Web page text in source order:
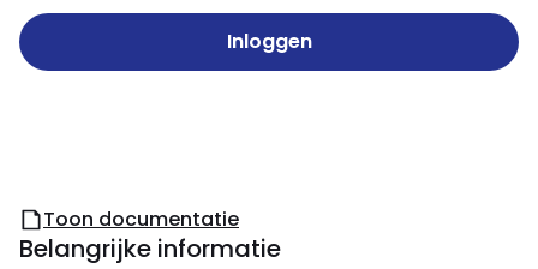
Inloggen
Toon documentatie
Belangrijke informatie